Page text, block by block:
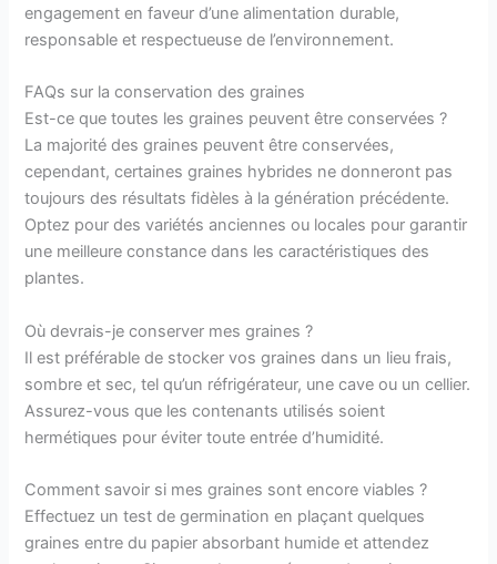
engagement en faveur d’une alimentation durable,
responsable et respectueuse de l’environnement.
FAQs sur la conservation des graines
Est-ce que toutes les graines peuvent être conservées ?
La majorité des graines peuvent être conservées,
cependant, certaines graines hybrides ne donneront pas
toujours des résultats fidèles à la génération précédente.
Optez pour des variétés anciennes ou locales pour garantir
une meilleure constance dans les caractéristiques des
plantes.
Où devrais-je conserver mes graines ?
Il est préférable de stocker vos graines dans un lieu frais,
sombre et sec, tel qu’un réfrigérateur, une cave ou un cellier.
Assurez-vous que les contenants utilisés soient
hermétiques pour éviter toute entrée d’humidité.
Comment savoir si mes graines sont encore viables ?
Effectuez un test de germination en plaçant quelques
graines entre du papier absorbant humide et attendez